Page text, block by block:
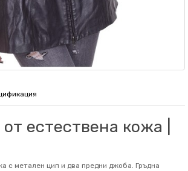
естествена кожа |
с метален цип и два предни джоба. Гръдна